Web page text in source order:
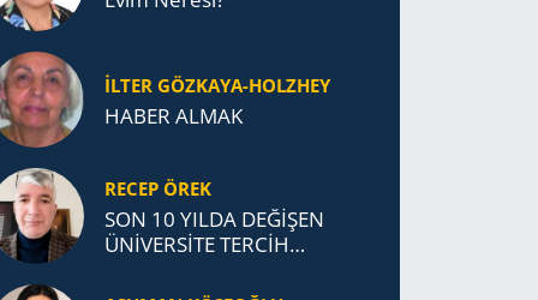
İLTER GÖZKAYA-HOLZHEY
HABER ALMAK
RECEP ÖREK
SON 10 YILDA DEĞİŞEN
ÜNİVERSİTE TERCİH